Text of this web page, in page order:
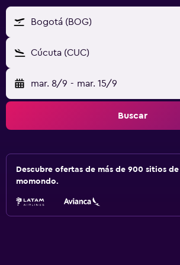
Bogotá (BOG)
Cúcuta (CUC)
mar. 8/9 - mar. 15/9
Buscar
Descubre ofertas de más de 900 sitios
momondo.